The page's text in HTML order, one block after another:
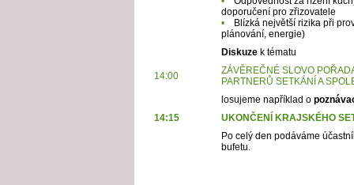
doporučení pro zřizovatele
•
Blízká největší rizika při
plánování, energie)
Diskuzek tématu
14:00
ZÁVĚREČNÉ SLOVO
PARTNERŮ SETKÁNÍ A
losujeme například o
14:15
UKONČENÍ KRAJSKÉHO
Po celý den podáváme
bufetu.